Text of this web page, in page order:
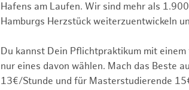
Hafens am Laufen. Wir sind mehr als
Hamburgs Herzstück weiterzuentwickeln
Du kannst Dein Pflichtpraktikum mit
nur eines davon wählen. Mach das Beste
13€/Stunde und für Masterstudierende